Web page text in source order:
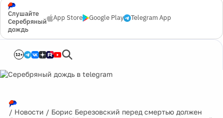
Слушайте
Серебряный
дождь
App Store Google Play Telegram App
12+
/ Новости / Борис Березовский перед смертью должен